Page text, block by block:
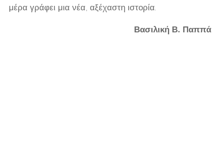
μέρα γράφει μια νέα, αξέχαστη ιστορία.
Βασιλική Β. Παππά